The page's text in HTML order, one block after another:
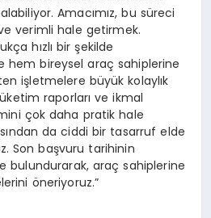
Amacımız, bu süreci
verimli hale getirmek.
hızlı bir şekilde
hem bireysel araç sahiplerine
işletmelere büyük kolaylık
raporları ve ikmal
çok daha pratik hale
da ciddi bir tasarruf elde
Son başvuru tarihinin
bulundurarak, araç sahiplerine
öneriyoruz.”